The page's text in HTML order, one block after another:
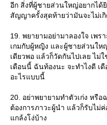
อีก สิ่งที่ผู้ชายส่วนใหญ่อยากได้
สัญญาครั้งสุดท้ายว่ามันจะไม่เ
19. พยายามอย่ามาลองใจ เพ
เกมกับผู้หญิง และผู้ชายส่วนให
เดียวพอ แล้วก็วัดกันไปเลย ไม่
เดือนนี้ ฉันท้องนะ จะทำไงดี เ
อะไรแบบนี้
20. อย่าพยายามทำตัวเก่ง หรื
ต้องการภาวะผู้นำ แล้วก็รับไม่
กล้งโง่บ้าง